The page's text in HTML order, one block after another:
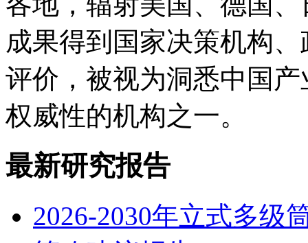
成果得到国家决策机构
评价，被视为洞悉中国
权威性的机构之一。
最新研究报告
2026-2030年立式多级